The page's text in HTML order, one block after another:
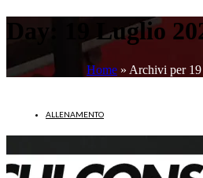
Day: 19 Luglio
Home » Archivi per
ALLENAMENTO